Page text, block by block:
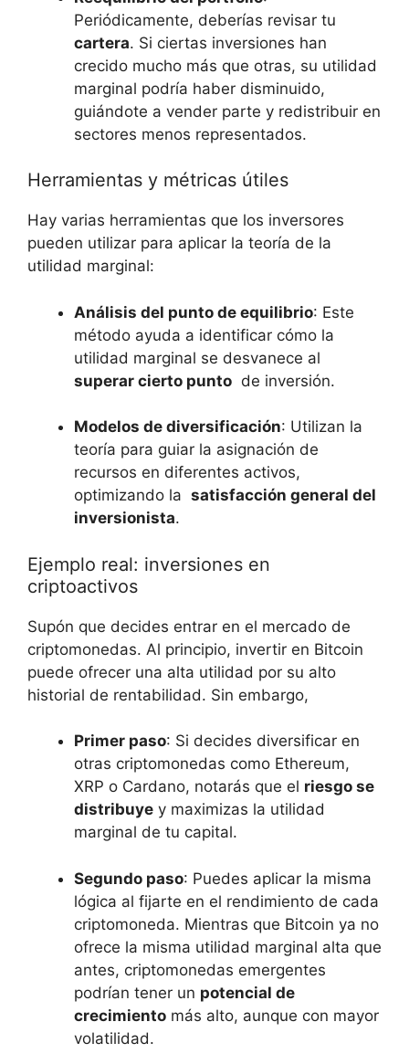
Periódicamente, deberías ⁢revisar tu⁣
cartera. Si ciertas inversiones han
crecido mucho más que otras, su utilidad
marginal podría haber ⁢disminuido,
‌guiándote a⁢ vender parte⁣ y ⁢redistribuir en
‌sectores menos ⁤representados.
Herramientas y métricas‌ útiles
Hay varias herramientas que ‍los inversores
pueden utilizar⁣ para​ aplicar la teoría de la
utilidad marginal:
Análisis del punto de equilibrio: Este​
método​ ayuda a identificar cómo la
utilidad marginal se ⁢desvanece al
superar cierto ​punto ‍ de‍ inversión.
Modelos⁢ de diversificación: Utilizan ‌la
teoría para guiar la asignación de
recursos en diferentes activos,
optimizando‍ la ⁢ satisfacción general del
inversionista.
Ejemplo real: inversiones en
criptoactivos
Supón que decides entrar en el mercado de
⁣criptomonedas. Al ‍principio, invertir ‌en Bitcoin
puede ofrecer⁢ una alta‌ utilidad ⁤por su⁤ alto
historial de rentabilidad. Sin embargo,
Primer paso: Si decides diversificar en
otras criptomonedas como Ethereum,
XRP o Cardano, notarás que el riesgo se
distribuye y maximizas la utilidad
marginal de tu capital.
Segundo paso: Puedes aplicar la misma
lógica al fijarte en ​el rendimiento de⁢ cada
criptomoneda. Mientras ⁣que Bitcoin ‌ya no
ofrece la ‌misma utilidad marginal alta que
antes, criptomonedas emergentes
podrían tener un potencial de
⁢crecimiento más alto, aunque con mayor
volatilidad.